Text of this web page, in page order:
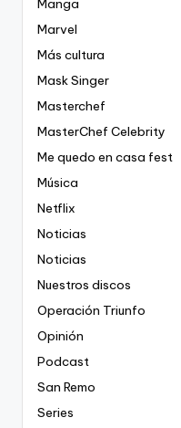
Manga
Marvel
Más cultura
Mask Singer
Masterchef
MasterChef Celebrity
Me quedo en casa fest
Música
Netflix
Noticias
Noticias
Nuestros discos
Operación Triunfo
Opinión
Podcast
San Remo
Series